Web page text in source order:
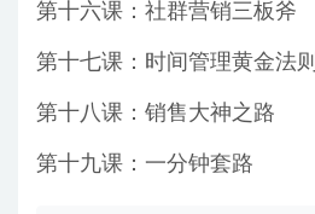
第十六课：社群营销三板斧
第十七课：时间管理黄金法则
第十八课：销售大神之路
第十九课：一分钟套路